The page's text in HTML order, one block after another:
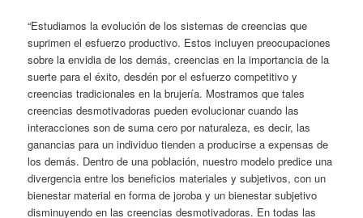
“Estudiamos la evolución de los sistemas de creencias que
suprimen el esfuerzo productivo. Estos incluyen preocupaciones
sobre la envidia de los demás, creencias en la importancia de la
suerte para el éxito, desdén por el esfuerzo competitivo y
creencias tradicionales en la brujería. Mostramos que tales
creencias desmotivadoras pueden evolucionar cuando las
interacciones son de suma cero por naturaleza, es decir, las
ganancias para un individuo tienden a producirse a expensas de
los demás. Dentro de una población, nuestro modelo predice una
divergencia entre los beneficios materiales y subjetivos, con un
bienestar material en forma de joroba y un bienestar subjetivo
disminuyendo en las creencias desmotivadoras. En todas las